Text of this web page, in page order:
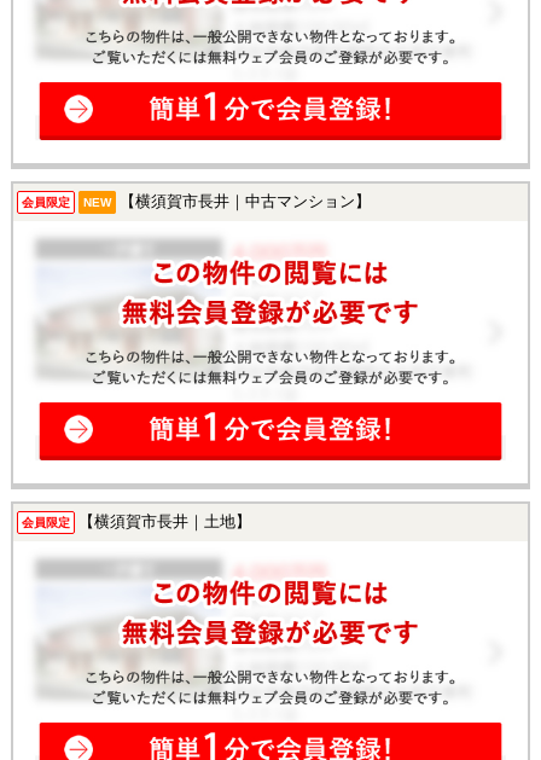
会員限定 NEW 【横須賀市長井｜中古マンション】
会員限定 【横須賀市長井｜土地】